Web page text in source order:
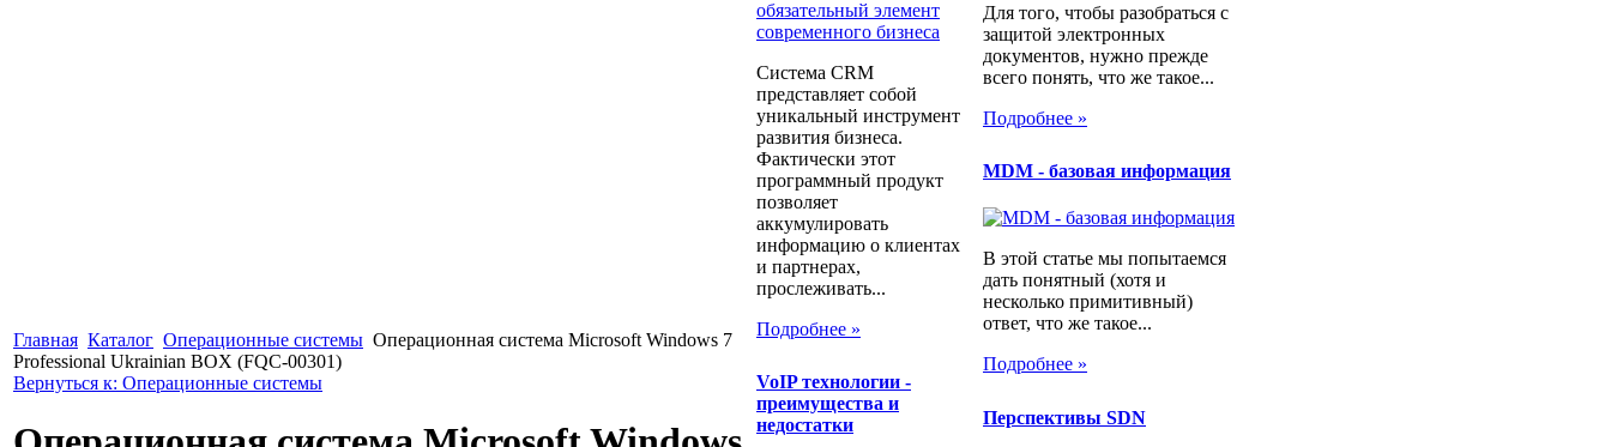
Главная Каталог Операционные системы Операционная система Microsoft Windows 7
Professional Ukrainian BOX (FQC-00301)
Вернуться к: Операционные системы
Система CRM
представляет собой
уникальный инструмент
развития бизнеса.
Фактически этот
программный продукт
позволяет
аккумулировать
информацию о клиентах
и партнерах,
прослеживать...
Подробнее »
​VoIP технологии -
преимущества и
недостатки
Для того, чтобы разобраться с
защитой электронных
документов, нужно прежде
всего понять, что же такое...
Подробнее »
MDM - базовая информация
В этой статье мы попытаемся
дать понятный (хотя и
несколько примитивный)
ответ, что же такое...
Подробнее »
Перспективы SDN